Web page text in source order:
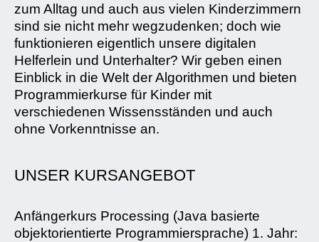
zum Alltag und auch aus vielen Kinderzimmern
sind sie nicht mehr wegzudenken; doch wie
funktionieren eigentlich unsere digitalen
Helferlein und Unterhalter? Wir geben einen
Einblick in die Welt der Algorithmen und bieten
Programmierkurse für Kinder mit
verschiedenen Wissensständen und auch
ohne Vorkenntnisse an.
UNSER KURSANGEBOT
Anfängerkurs Processing (Java basierte
objektorientierte Programmiersprache) 1. Jahr: